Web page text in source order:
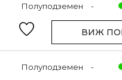
Полуподземен -
ВИЖ
Полуподземен -